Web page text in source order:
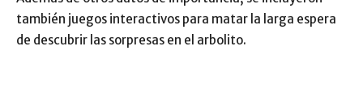
también juegos interactivos para matar la larga espera
de descubrir las sorpresas en el arbolito.